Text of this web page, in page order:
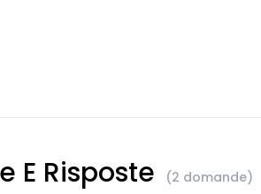
E Risposte (2 domande)